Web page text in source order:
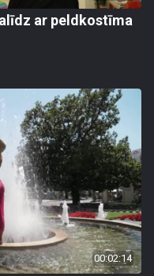
ar peldkostīma
00:02:14